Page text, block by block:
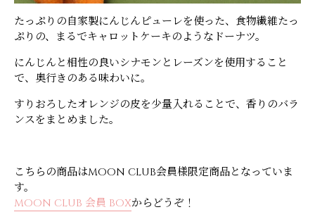
たっぷりの自家製にんじんピューレを使った、食物繊維たっ
ぷりの、まるでキャロットケーキのようなドーナツ。
にんじんと相性の良いシナモンとレーズンを使用すること
で、奥行きのある味わいに。
すりおろしたオレンジの皮を少量入れることで、香りのバラ
ンスをまとめました。
こちらの商品はMOON CLUB会員様限定商品となっていま
す。
MOON CLUB 会員 BOXからどうぞ！